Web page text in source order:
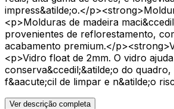
impress&atilde;o.</
<p>Molduras de madeira
provenientes de reflorestamento,
acabamento premium.</
<p>Vidro float de 2mm. O vidro
conserva&ccedil;&atilde;o do quadro,
f&aacute;cil de limpar e n&atilde;o
Ver descrição completa